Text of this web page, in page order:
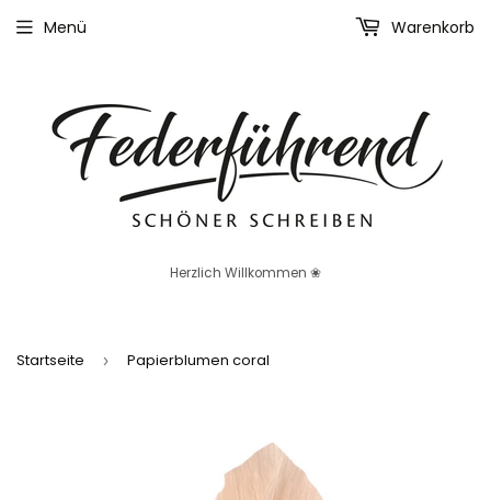
Herzlich Willkommen ❀
Menü Warenkorb
Startseite › Papierblumen coral